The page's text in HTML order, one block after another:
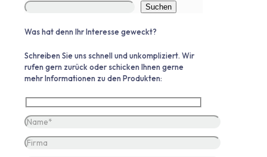
Suchen
Was hat denn Ihr Interesse geweckt?
Schreiben Sie uns schnell und unkompliziert. Wir
rufen gern zurück oder schicken Ihnen gerne
mehr Informationen zu den Produkten: